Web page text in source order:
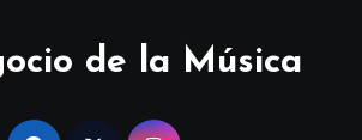
de la Música